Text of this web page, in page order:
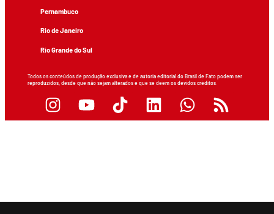
Pernambuco
Rio de Janeiro
Rio Grande do Sul
Todos os conteúdos de produção exclusiva e de autoria editorial do Brasil de Fato podem ser
reproduzidos, desde que não sejam alterados e que se deem os devidos créditos.